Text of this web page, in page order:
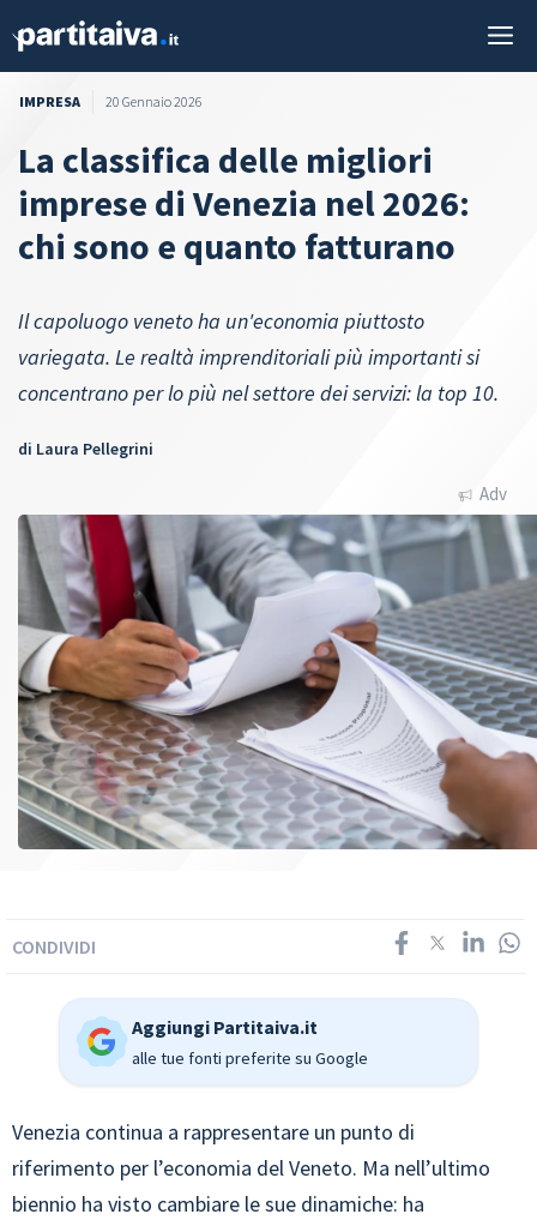
IMPRESA 20 Gennaio 2026
La classifica delle migliori
imprese di Venezia nel 2026:
chi sono e quanto fatturano
Il capoluogo veneto ha un'economia piuttosto
variegata. Le realtà imprenditoriali più importanti si
concentrano per lo più nel settore dei servizi: la top 10.
di Laura Pellegrini
Adv
CONDIVIDI
Aggiungi Partitaiva.it
alle tue fonti preferite su Google
Venezia continua a rappresentare un punto di
riferimento per l’economia del Veneto. Ma nell’ultimo
biennio ha visto cambiare le sue dinamiche: ha